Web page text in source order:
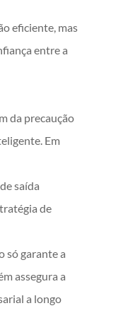
eficiente, mas
entre a
da precaução
Em
saída
de
só garante a
assegura a
a longo